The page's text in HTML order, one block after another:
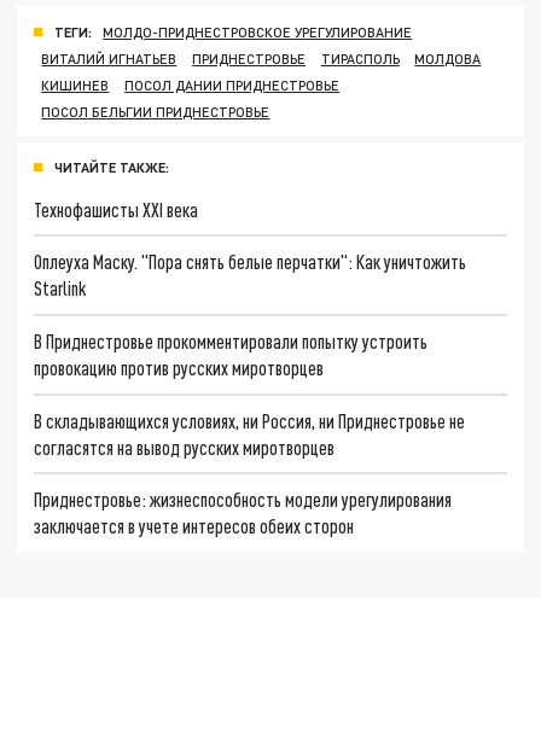
ТЕГИ:
МОЛДО-ПРИДНЕСТРОВСКОЕ УРЕГУЛИРОВАНИЕ
ВИТАЛИЙ ИГНАТЬЕВ
ПРИДНЕСТРОВЬЕ ТИРАСПОЛЬ
МОЛДОВА
КИШИНЕВ
ПОСОЛ ДАНИИ ПРИДНЕСТРОВЬЕ
ПОСОЛ БЕЛЬГИИ ПРИДНЕСТРОВЬЕ
ЧИТАЙТЕ ТАКЖЕ:
Технофашисты XXI века
Оплеуха Маску. "Пора снять белые перчатки": Как уничтожить
Starlink
В Приднестровье прокомментировали попытку устроить
провокацию против русских миротворцев
В складывающихся условиях, ни Россия, ни Приднестровье не
согласятся на вывод русских миротворцев
Приднестровье: жизнеспособность модели урегулирования
заключается в учете интересов обеих сторон